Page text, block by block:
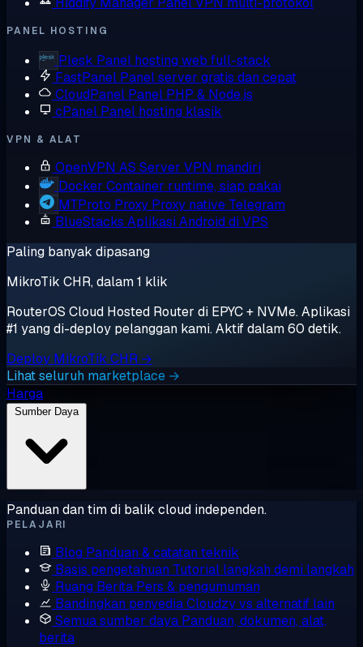
PANEL HOSTING
Plesk Panel hosting web full-stack
FastPanel Panel server gratis dan cepat
CloudPanel Panel PHP & Node.js
cPanel Panel hosting klasik
VPN & ALAT
OpenVPN AS Server VPN mandiri
Docker Container runtime, siap pakai
MTProto Proxy Proxy native Telegram
BlueStacks Aplikasi Android di VPS
Paling banyak dipasang
MikroTik CHR, dalam 1 klik
RouterOS Cloud Hosted Router di EPYC + NVMe. Aplikasi
#1 yang di-deploy pelanggan kami. Aktif dalam 60 detik.
Deploy MikroTik CHR →
Lihat seluruh marketplace →
Harga
Sumber Daya
Panduan dan tim di balik cloud independen.
PELAJARI
Blog Panduan & catatan teknik
Basis pengetahuan Tutorial langkah demi langkah
Ruang Berita Pers & pengumuman
Bandingkan penyediaCloudzy vs alternatif lain
Semua sumber daya Panduan, dokumen, alat,
berita